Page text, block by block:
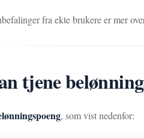
fra ekte brukere er mer
tjene
, som vist nedenfor: